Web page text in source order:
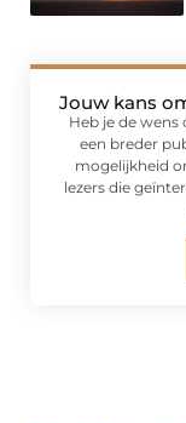
Jouw kans
Heb je de
een breder
mogelijkheid
lezers die